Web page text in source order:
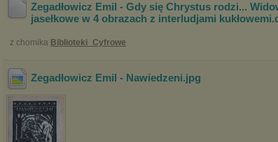
Zegadłowicz Emil - Gdy się Chrystus rodzi...
jasełkowe w 4 obrazach z interludjami kukłowemi
z chomika Biblioteki_Cyfrowe
Zegadłowicz Emil - Nawiedzeni.jpg